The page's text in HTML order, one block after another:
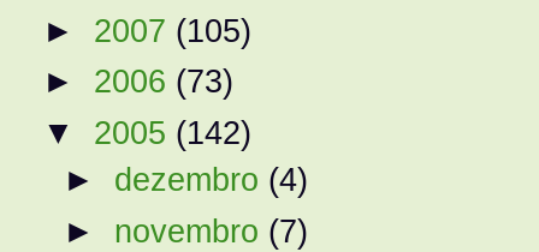
► 2007 (105)
► 2006 (73)
▼ 2005 (142)
► dezembro (4)
► novembro (7)